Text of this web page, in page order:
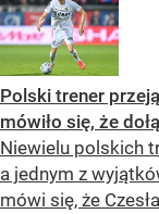
Polski trener
mówiło się, że
Niewielu polskich
a jednym z
mówi się, że